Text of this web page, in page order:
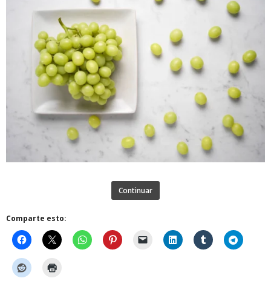
Continuar
Comparte esto: